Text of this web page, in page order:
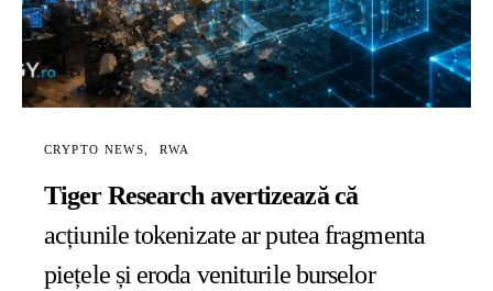
CRYPTO NEWS RWA
Tiger Research avertizează că
acțiunile tokenizate ar putea fragmenta
piețele și eroda veniturile burselor